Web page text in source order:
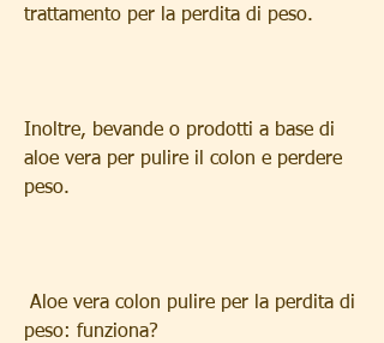
trattamento per la perdita di peso.
Inoltre, bevande o prodotti a base di
aloe vera per pulire il colon e perdere
peso.
peso: funziona?